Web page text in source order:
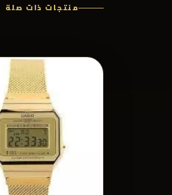
منتجات ذات صلة